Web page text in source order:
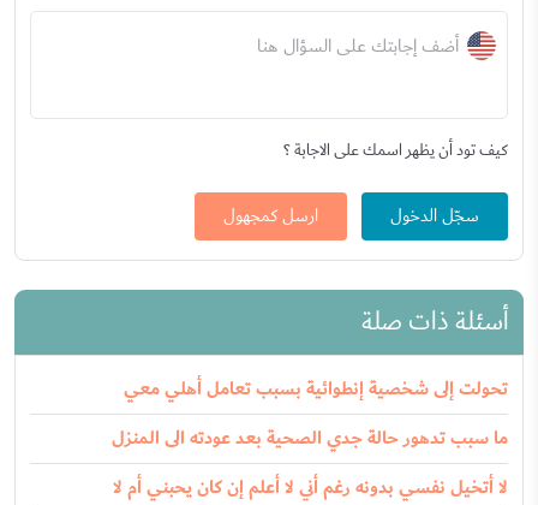
أضف إجابتك على السؤال هنا
كيف تود أن يظهر اسمك على الاجابة ؟
سجّل الدخول ارسل كمجهول
أسئلة ذات صلة
تحولت إلى شخصية إنطوائية بسبب تعامل أهلي معي
ما سبب تدهور حالة جدي الصحية بعد عودته الى المنزل
لا أتخيل نفسي بدونه رغم أني لا أعلم إن كان يحبني أم لا